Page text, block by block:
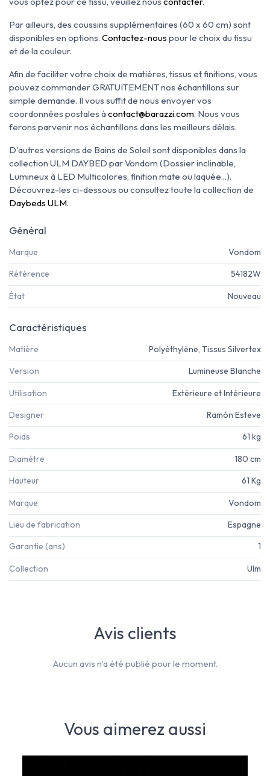
Par ailleurs, des coussins supplémentaires (60 x 60 cm) sont
disponibles en options. Contactez-nous pour le choix du tissu
et de la couleur.
Afin de faciliter votre choix de matières, tissus et finitions, vous
pouvez commander GRATUITEMENT nos échantillons sur
simple demande. Il vous suffit de nous envoyer vos
coordonnées postales àcontact@barazzi.com. Nous vous
ferons parvenir nos échantillons dans les meilleurs délais.
D'autres versions de Bains de Soleil sont disponibles dans la
collection ULM DAYBED par Vondom (Dossier inclinable,
Lumineux à LED Multicolores, finition mate ou laquée...).
Découvrez-les ci-dessous ou consultez toute la collection de
Daybeds ULM.
Général
Marque Vondom
Référence 54182W
État Nouveau
Caractéristiques
Matière Polyéthylène, Tissus Silvertex
Version Lumineuse Blanche
Utilisation Extérieure et Intérieure
Designer Ramón Esteve
Poids 61 kg
Diamètre 180 cm
Hauteur 61 Kg
Marque Vondom
Lieu de fabrication Espagne
Garantie (ans) 1
Collection Ulm
Vous aimerez aussi
Avis clients
Aucun avis n'a été publié pour le moment.